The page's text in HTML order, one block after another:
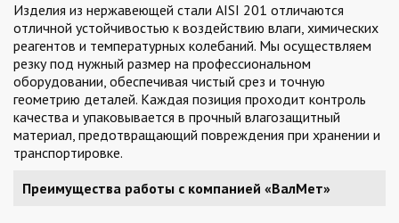
Изделия из нержавеющей стали AISI 201 отличаются
отличной устойчивостью к воздействию влаги, химических
реагентов и температурных колебаний. Мы осуществляем
резку под нужный размер на профессиональном
оборудовании, обеспечивая чистый срез и точную
геометрию деталей. Каждая позиция проходит контроль
качества и упаковывается в прочный влагозащитный
материал, предотвращающий повреждения при хранении и
транспортировке.
Преимущества работы с компанией «ВалМет»